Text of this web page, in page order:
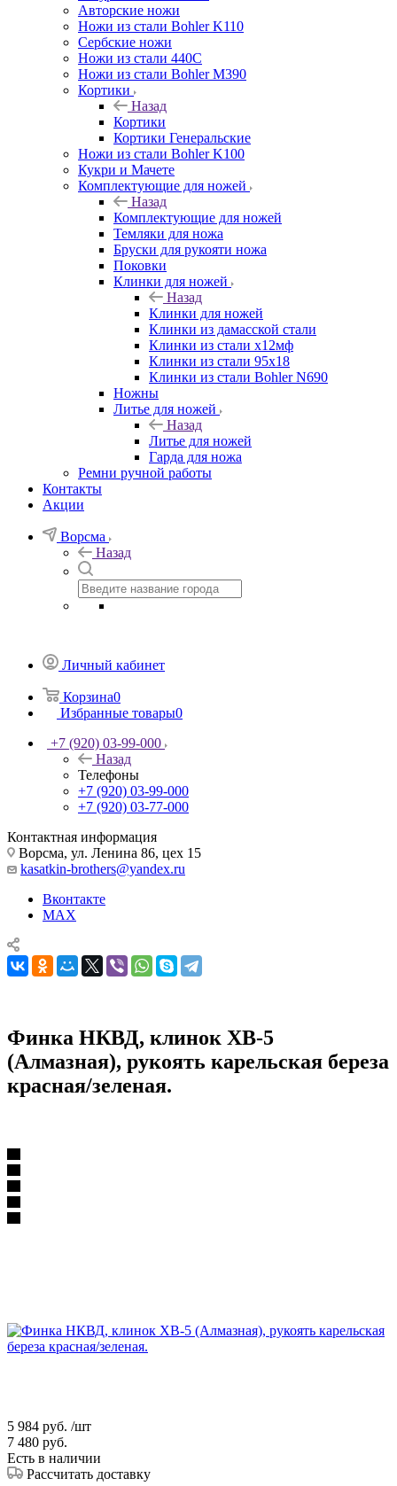
Авторские ножи
Ножи из стали Bohler K110
Сербские ножи
Ножи из стали 440С
Ножи из стали Bohler M390
Кортики
Назад
Кортики
Кортики Генеральские
Ножи из стали Bohler K100
Кукри и Мачете
Комплектующие для ножей
Назад
Комплектующие для ножей
Темляки для ножа
Бруски для рукояти ножа
Поковки
Клинки для ножей
Назад
Клинки для ножей
Клинки из дамасской стали
Клинки из стали х12мф
Клинки из стали 95х18
Клинки из стали Bohler N690
Ножны
Литье для ножей
Назад
Литье для ножей
Гарда для ножа
Ремни ручной работы
Контакты
Акции
Ворсма
Назад
Личный кабинет
Корзина0
Избранные товары0
+7 (920) 03-99-000
Назад
Телефоны
+7 (920) 03-99-000
+7 (920) 03-77-000
Контактная информация
Ворсма, ул. Ленина 86, цех 15
kasatkin-brothers@yandex.ru
Вконтакте
MAX
Финка НКВД, клинок ХВ-5
(Алмазная), рукоять карельская береза
красная/зеленая.
5 984 руб. /шт
7 480 руб.
Есть в наличии
Рассчитать доставку